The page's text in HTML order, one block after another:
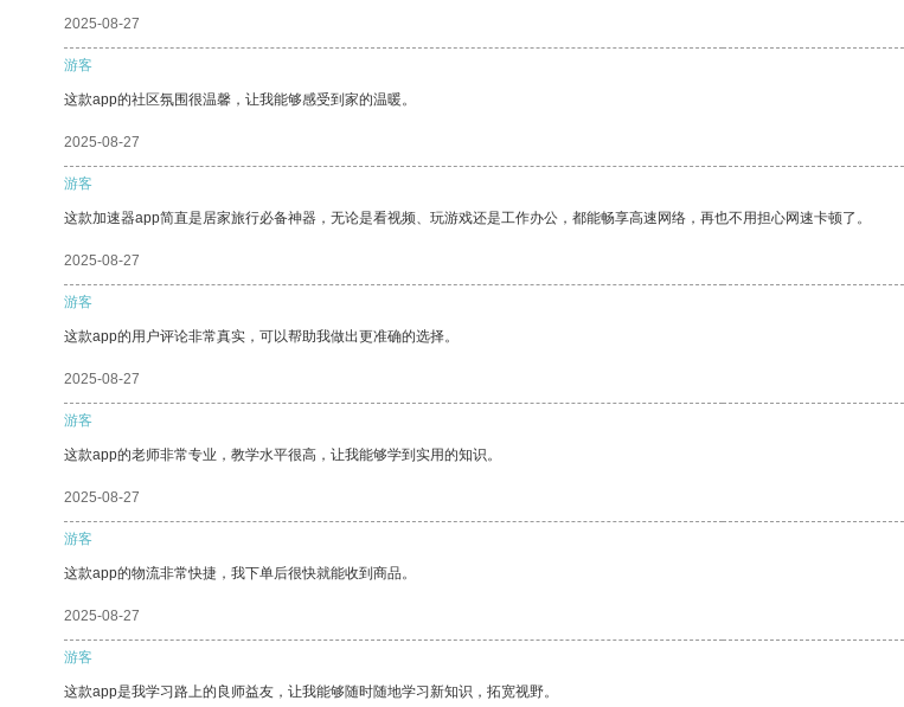
2025-08-27
游客
这款app的社区氛围很温馨，让我能够感受到家的温暖。
2025-08-27
游客
这款加速器app简直是居家旅行必备神器，无论是看视频、玩游戏还是工作办公，都能畅享高速网络，再也不用担心网速卡顿了。
2025-08-27
游客
这款app的用户评论非常真实，可以帮助我做出更准确的选择。
2025-08-27
游客
这款app的老师非常专业，教学水平很高，让我能够学到实用的知识。
2025-08-27
游客
这款app的物流非常快捷，我下单后很快就能收到商品。
2025-08-27
游客
这款app是我学习路上的良师益友，让我能够随时随地学习新知识，拓宽视野。